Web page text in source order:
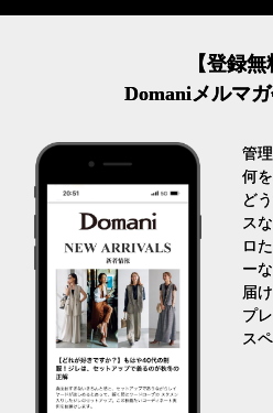
【登録無
Domaniメルマ
管
何
ど
ス
ロ
ー
届
プ
ス